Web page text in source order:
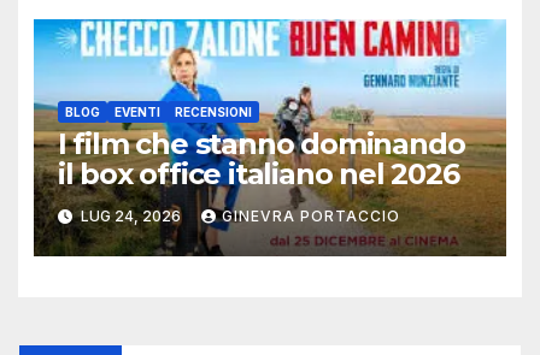
BLOG EVENTI RECENSIONI
I film che stanno dominando
il box office italiano nel 2026
LUG 24, 2026 GINEVRA PORTACCIO